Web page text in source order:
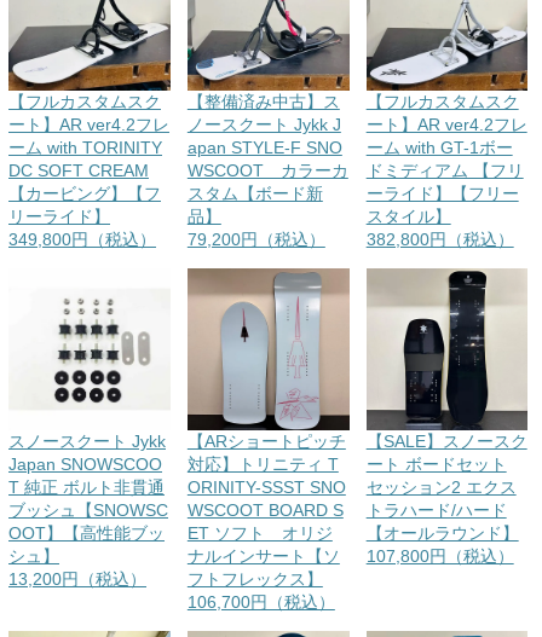
【フルカスタムスク
ート】AR ver4.2フレ
ーム with TORINITY
DC SOFT CREAM
【カービング】【フ
リーライド】
349,800円（税込）
【整備済み中古】ス
ノースクート Jykk J
apan STYLE-F SNO
WSCOOT カラーカ
スタム【ボード新
品】
79,200円（税込）
【フルカスタムスク
ート】AR ver4.2フレ
ーム with GT-1ボー
ドミディアム 【フリ
ーライド】【フリー
スタイル】
382,800円（税込）
スノースクート Jykk
Japan SNOWSCOO
T 純正 ボルト非貫通
ブッシュ【SNOWSC
OOT】【高性能ブッ
シュ】
13,200円（税込）
【ARショートピッチ
対応】トリニティ T
ORINITY-SSST SNO
WSCOOT BOARD S
ET ソフト オリジ
ナルインサート【ソ
フトフレックス】
106,700円（税込）
【SALE】スノースク
ート ボードセット
セッション2 エクス
トラハード/ハード
【オールラウンド】
107,800円（税込）